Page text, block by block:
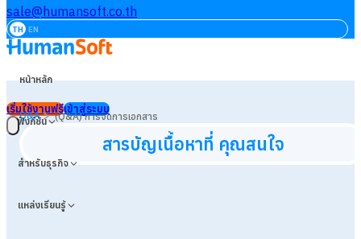
sale@humansoft.co.th
TH EN
หน้าหลัก
ฟังก์ชัน
สำหรับธุรกิจ
แหล่งเรียนรู้
เริ่มใช้งานฟรีเข้าสู่ระบบ
Q&A>(Q&A) การจัดการเอกสาร
สารบัญเนื้อหาที่ คุณสนใจ